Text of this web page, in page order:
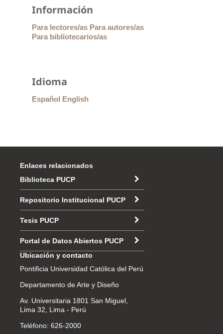
Información
Para lectores/as Para autores/as
Para bibliotecarios/as
Idioma
Español English
Enlaces relacionados
Biblioteca PUCP
Repositorio Institucional PUCP
Tesis PUCP
Portal de Datos Abiertos PUCP
Ubicación y contacto
Pontificia Universidad Católica del Perú
Departamento de Arte y Diseño
Av. Universitaria 1801 San Miguel,
Lima 32, Lima - Perú
Teléfono: 626-2000